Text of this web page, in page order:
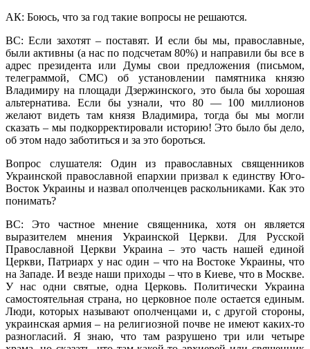
АК: Боюсь, что за год такие вопросы не решаются.
ВС: Если захотят – поставят. И если бы мы, православные,
были активны (а нас по подсчетам 80%) и направили бы все в
адрес президента или Думы свои предложения (письмом,
телеграммой, СМС) об установлении памятника князю
Владимиру на площади Дзержинского, это была бы хорошая
альтернатива. Если бы узнали, что 80 — 100 миллионов
желают видеть там князя Владимира, тогда бы мы могли
сказать – мы подкорректировали историю! Это было бы дело,
об этом надо заботиться и за это бороться.
Вопрос слушателя: Один из православных священников
Украинской православной епархии призвал к единству Юго-
Восток Украины и назвал ополченцев раскольниками. Как это
понимать?
ВС: Это частное мнение священника, хотя он является
выразителем мнения Украинской Церкви. Для Русской
Православной Церкви Украина – это часть нашей единой
Церкви, Патриарх у нас один – что на Востоке Украины, что
на Западе. И везде наши приходы – что в Киеве, что в Москве.
У нас одни святые, одна Церковь. Политически Украина
самостоятельная страна, но церковное поле остается единым.
Люди, которых называют ополченцами и, с другой стороны,
украинская армия – на религиозной почве не имеют каких-то
разногласий. Я знаю, что там разрушено три или четыре